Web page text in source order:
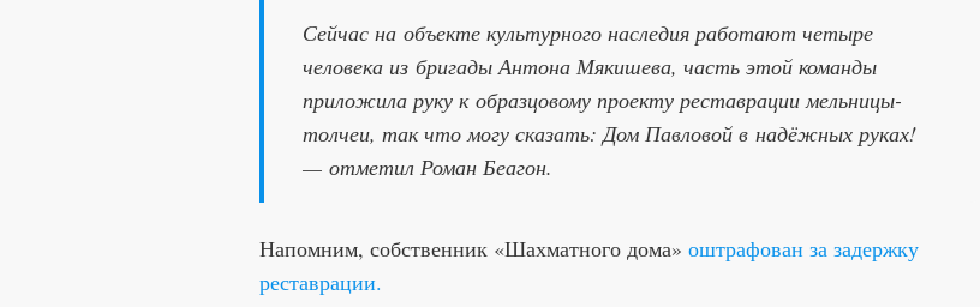
Сейчас на объекте культурного наследия работают четыре
человека из бригады Антона Мякишева, часть этой команды
приложила руку к образцовому проекту реставрации мельницы-
толчеи, так что могу сказать: Дом Павловой в надёжных руках!
— отметил Роман Беагон.
Напомним, собственник «Шахматного дома» оштрафован за задержку
реставрации.